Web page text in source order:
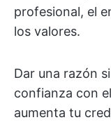
profesional, el
los valores.
Dar una razón
confianza con
aumenta tu